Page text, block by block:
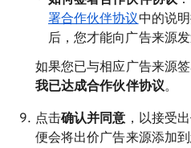
署合作伙伴协议中的说
后，您才能向广告来源发
如果您已与相应广告来源
我已达成合作伙伴协议。
点击确认并同意，以接受
便会将出价广告来源添加